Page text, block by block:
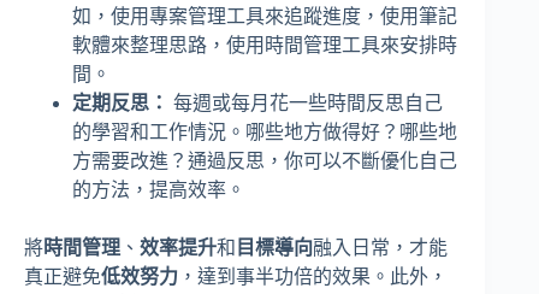
如，使用專案管理工具來追蹤進度，使用筆記
軟體來整理思路，使用時間管理工具來安排時
間。
定期反思： 每週或每月花一些時間反思自己
的學習和工作情況。哪些地方做得好？哪些地
方需要改進？通過反思，你可以不斷優化自己
的方法，提高效率。
將時間管理 、 效率提升和 目標導向融入日常，才能
真正避免低效努力 ，達到事半功倍的效果。此外，